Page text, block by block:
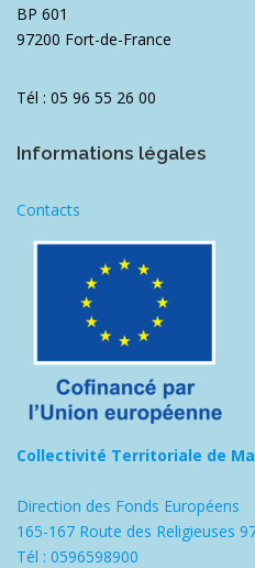
BP 601
97200 Fort-de-France
Tél : 05 96 55 26 00
Informations légales
Contacts
Collectivité Territoriale de
Direction des Fonds Européens
165-167 Route des Religieuses
Tél : 0596598900